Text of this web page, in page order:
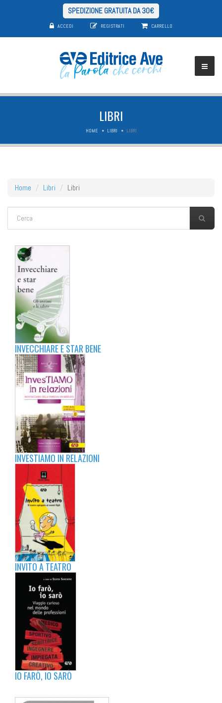
SPEDIZIONE GRATUITA DA 30€
ACCEDI REGISTRATI CARRELLO
LIBRI
HOME LIBRI LIBRI
Home Libri Libri
FORM DI RICERCA
INVECCHIARE E STAR BENE
INVESTIAMO IN RELAZIONI
INVITO A TEATRO
IO FARÒ, IO SARÒ